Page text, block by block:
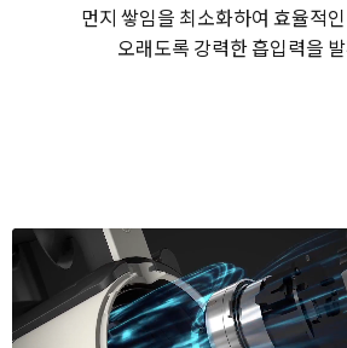
먼지 쌓임을 최소화하여 효율적
오래도록 강력한 흡입력을